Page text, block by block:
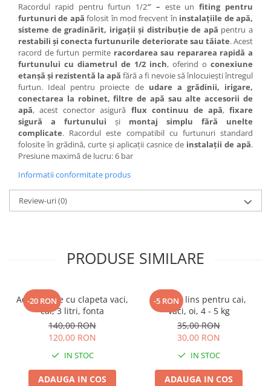
Racordul rapid pentru furtun 1/2″ – este unfiting pentru
furtunuri de apă folosit în mod frecvent în instalațiile de apă,
sisteme de gradinărit, irigații și distribuție de apă pentru a
restabili și conecta furtunurile deteriorate sau tăiate. Acest
racord de furtun permite racordarea sau repararea rapidă a
furtunului cu diametrul de 1/2 inch, oferind o conexiune
etanșă și rezistentă la apă fără a fi nevoie să înlocuiești întregul
furtun. Ideal pentru proiecte de udare a grădinii, irigare,
conectarea la robinet, filtre de apă sau alte accesorii de
apă, acest conector asigură flux continuu de apă, fixare
sigură a furtunului și montaj simplu fără unelte
complicate. Racordul este compatibil cu furtunuri standard
folosite în grădină, curte și aplicații casnice de instalații de apă.
Presiune maximă de lucru: 6 bar
Informatii conformitate produs
Review-uri(0)
PRODUSE SIMILARE
-20 RON
Adapatoare cu clapeta vaci,
cai, 3 litri, fonta
140,00 RON
120,00 RON
IN STOC
ADAUGA IN COS
-5 RON
Sare de lins pentru cai,
vaci, oi, 4 - 5 kg
35,00 RON
30,00 RON
IN STOC
ADAUGA IN COS